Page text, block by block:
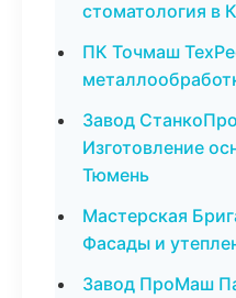
стоматология в
ПК Точмаш
Завод
Изготовление
Тюмень
Мастерская
Фасады и
Завод ПроМаш